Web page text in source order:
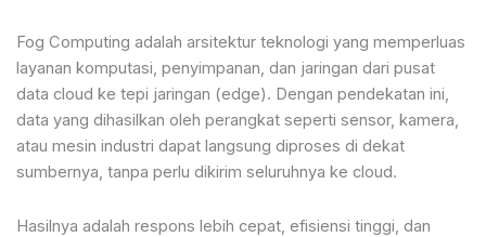
Fog Computing adalah arsitektur teknologi yang memperluas
layanan komputasi, penyimpanan, dan jaringan dari pusat
data cloud ke tepi jaringan (edge). Dengan pendekatan ini,
data yang dihasilkan oleh perangkat seperti sensor, kamera,
atau mesin industri dapat langsung diproses di dekat
sumbernya, tanpa perlu dikirim seluruhnya ke cloud.
Hasilnya adalah respons lebih cepat, efisiensi tinggi, dan